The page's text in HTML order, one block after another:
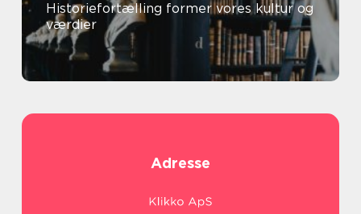
Historiefortælling former vores kultur og
værdier
Adresse